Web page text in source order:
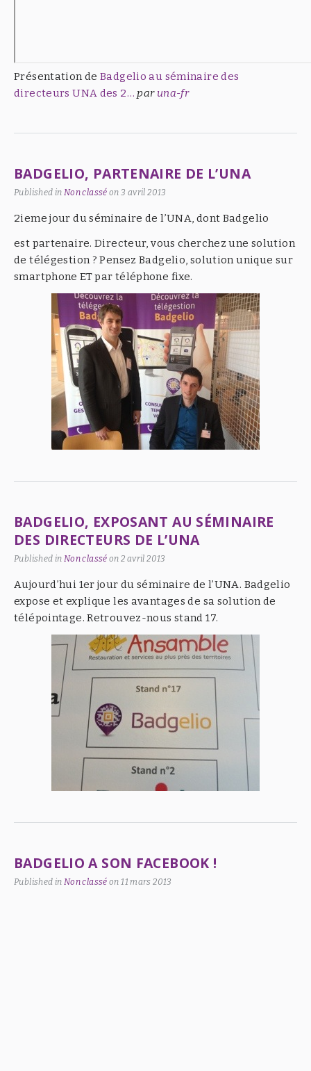
Présentation de Badgelio au séminaire des
directeurs UNA des 2… paruna-fr
BADGELIO, PARTENAIRE DE L’UNA
Published in Non classé on3 avril 2013
2ieme jour du séminaire de l’UNA, dont Badgelio
est partenaire. Directeur, vous cherchez une solution
de télégestion ? Pensez Badgelio, solution unique sur
smartphone ET par téléphone fixe.
BADGELIO, EXPOSANT AU SÉMINAIRE
DES DIRECTEURS DE L’UNA
Published in Non classé on2 avril 2013
Aujourd’hui 1er jour du séminaire de l’UNA. Badgelio
expose et explique les avantages de sa solution de
télépointage. Retrouvez-nous stand 17.
BADGELIO A SON FACEBOOK !
Published in Non classé on 11 mars 2013